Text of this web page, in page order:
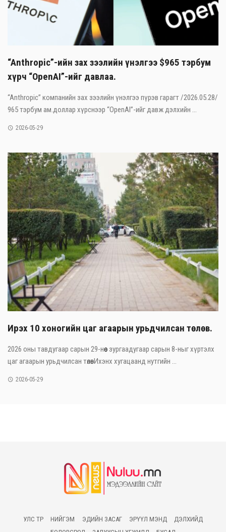
“Anthropic”-ийн зах зээлийн үнэлгээ $965 тэрбум
хүрч “OpenAI”-ийг давлаа.
“Anthropic” компанийн зах зээлийн үнэлгээ пүрэв гарагт /2026.05.28/
965 тэрбум ам.доллар хүрснээр “OpenAI”-ийг давж дэлхийн ...
2026-05-29
Ирэх 10 хоногийн цаг агаарын урьдчилсан төлөв.
2026 оны тавдугаар сарын 29-нөөс зургаадугаар сарын 8-ныг хүртэлх
цаг агаарын урьдчилсан төлөвИхэнх хугацаанд нутгийн ...
2026-05-29
УЛС ТӨР НИЙГЭМ ЭДИЙН ЗАСАГ ЭРҮҮЛ МЭНД
ДЭЛХИЙД